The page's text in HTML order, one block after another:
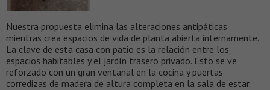
Nuestra propuesta elimina las alteraciones antipáticas
mientras crea espacios de vida de planta abierta internamente.
La clave de esta casa con patio es la relación entre los
espacios habitables y el jardín trasero privado. Esto se ve
reforzado con un gran ventanal en la cocina y puertas
corredizas de madera de altura completa en la sala de estar.